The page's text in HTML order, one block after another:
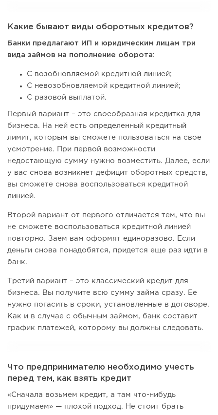
Какие бывают виды оборотных кредитов?
Банки предлагают ИП и юридическим лицам три
вида займов на пополнение оборота:
С возобновляемой кредитной линией;
С невозобновляемой кредитной линией;
С разовой выплатой.
Первый вариант – это своеобразная кредитка для
бизнеса. На ней есть определенный кредитный
лимит, которым вы сможете пользоваться на свое
усмотрение. При первой возможности
недостающую сумму нужно возместить. Далее, если
у вас снова возникнет дефицит оборотных средств,
вы сможете снова воспользоваться кредитной
линией.
Второй вариант от первого отличается тем, что вы
не сможете воспользоваться кредитной линией
повторно. Заем вам оформят единоразово. Если
деньги снова понадобятся, придется еще раз идти в
банк.
Третий вариант – это классический кредит для
бизнеса. Вы получите всю сумму займа сразу. Ее
нужно погасить в сроки, установленные в договоре.
Как и в случае с обычным займом, банк составит
график платежей, которому вы должны следовать.
Что предпринимателю необходимо учесть
перед тем, как взять кредит
«Сначала возьмем кредит, а там что-нибудь
придумаем» — плохой подход. Не стоит брать